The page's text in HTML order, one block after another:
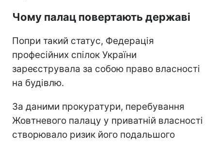
Чому палац повертають державі
Попри такий статус, Федерація
професійних спілок України
зареєструвала за собою право власності
на будівлю.
За даними прокуратури, перебування
Жовтневого палацу у приватній власності
створювало ризик його подальшого